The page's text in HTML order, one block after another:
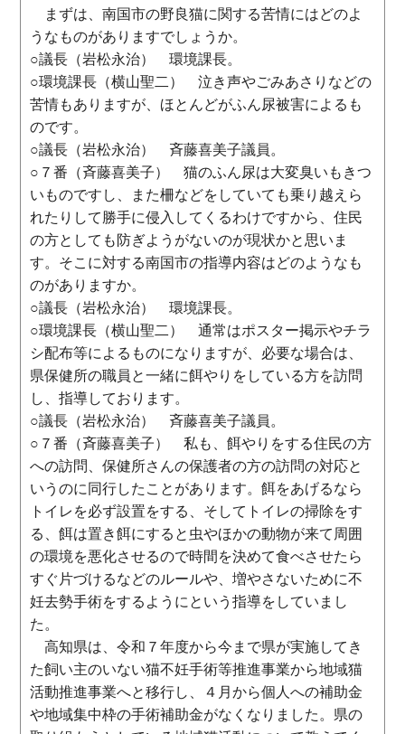
まずは、南国市の野良猫に関する苦情にはどのよ
うなものがありますでしょうか。
○議長（岩松永治） 環境課長。
○環境課長（横山聖二） 泣き声やごみあさりなどの
苦情もありますが、ほとんどがふん尿被害によるも
のです。
○議長（岩松永治） 斉藤喜美子議員。
○７番（斉藤喜美子） 猫のふん尿は大変臭いもきつ
いものですし、また柵などをしていても乗り越えら
れたりして勝手に侵入してくるわけですから、住民
の方としても防ぎようがないのが現状かと思いま
す。そこに対する南国市の指導内容はどのようなも
のがありますか。
○議長（岩松永治） 環境課長。
○環境課長（横山聖二） 通常はポスター掲示やチラ
シ配布等によるものになりますが、必要な場合は、
県保健所の職員と一緒に餌やりをしている方を訪問
し、指導しております。
○議長（岩松永治） 斉藤喜美子議員。
○７番（斉藤喜美子） 私も、餌やりをする住民の方
への訪問、保健所さんの保護者の方の訪問の対応と
いうのに同行したことがあります。餌をあげるなら
トイレを必ず設置をする、そしてトイレの掃除をす
る、餌は置き餌にすると虫やほかの動物が来て周囲
の環境を悪化させるので時間を決めて食べさせたら
すぐ片づけるなどのルールや、増やさないために不
妊去勢手術をするようにという指導をしていまし
た。
高知県は、令和７年度から今まで県が実施してき
た飼い主のいない猫不妊手術等推進事業から地域猫
活動推進事業へと移行し、４月から個人への補助金
や地域集中枠の手術補助金がなくなりました。県の